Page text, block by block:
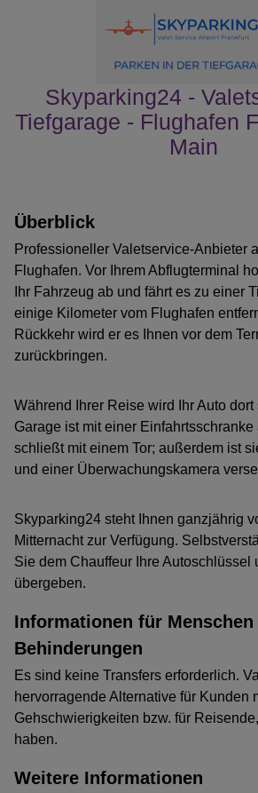
Skyparking24 -
Tiefgarage - Flughafen
Main
Überblick
Professioneller Valetservice-Anbieter
Flughafen. Vor Ihrem Abflugterminal
Ihr Fahrzeug ab und fährt es zu einer
einige Kilometer vom Flughafen
Rückkehr wird er es Ihnen vor dem
zurückbringen.
Während Ihrer Reise wird Ihr Auto
Garage ist mit einer Einfahrtsschranke
schließt mit einem Tor; außerdem ist
und einer Überwachungskamera
Skyparking24 steht Ihnen ganzjährig
Mitternacht zur Verfügung.
Sie dem Chauffeur Ihre Autoschlüssel
übergeben.
Informationen für
Behinderungen
Es sind keine Transfers erforderlich.
hervorragende Alternative für Kunden
Gehschwierigkeiten bzw. für
haben.
Weitere Informationen